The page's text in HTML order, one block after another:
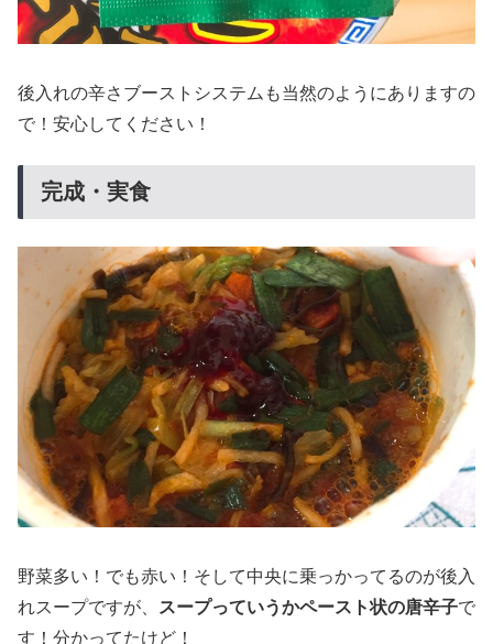
後入れの辛さブーストシステムも当然のようにありますの
で！安心してください！
完成・実食
野菜多い！でも赤い！そして中央に乗っかってるのが後入
れスープですが、 スープっていうかペースト状の唐辛子で
す！分かってたけど！